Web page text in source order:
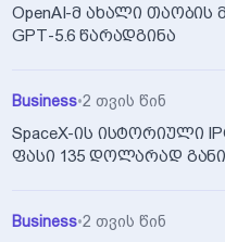
OpenAI-მ ახალი
GPT-5.6 წარადგინა
Business•2 თვის წინ
SpaceX-ის ისტორიული
ფასი 135 დოლარად
Business•2 თვის წინ